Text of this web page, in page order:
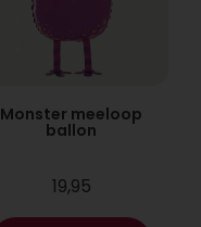
Monster meeloop
ballon
19,95